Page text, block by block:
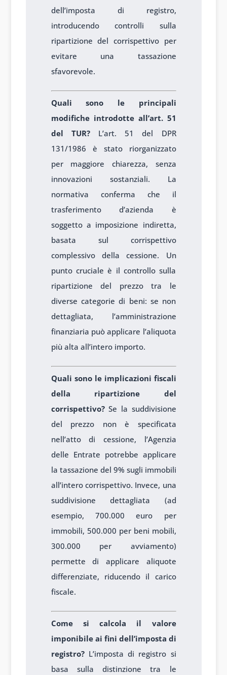
dell’imposta di registro,
introducendo controlli sulla
ripartizione del corrispettivo per
evitare una tassazione
sfavorevole.
Quali sono le principali
modifiche introdotte all’art. 51
del TUR? L’art. 51 del DPR
131/1986 è stato riorganizzato
per maggiore chiarezza, senza
innovazioni sostanziali. La
normativa conferma che il
trasferimento d’azienda è
soggetto a imposizione indiretta,
basata sul corrispettivo
complessivo della cessione. Un
punto cruciale è il controllo sulla
ripartizione del prezzo tra le
diverse categorie di beni: se non
dettagliata, l’amministrazione
finanziaria può applicare l’aliquota
più alta all’intero importo.
Quali sono le implicazioni fiscali
della ripartizione del
corrispettivo?Se la suddivisione
del prezzo non è specificata
nell’atto di cessione, l’Agenzia
delle Entrate potrebbe applicare
la tassazione del 9% sugli immobili
all’intero corrispettivo. Invece, una
suddivisione dettagliata (ad
esempio, 700.000 euro per
immobili, 500.000 per beni mobili,
300.000 per avviamento)
permette di applicare aliquote
differenziate, riducendo il carico
fiscale.
Come si calcola il valore
imponibile ai fini dell’imposta di
registro? L’imposta di registro si
basa sulla distinzione tra le